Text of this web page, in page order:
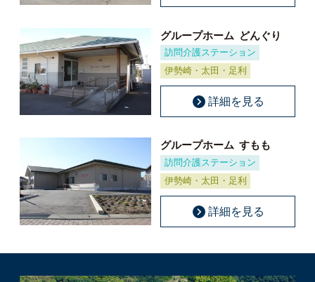
グループホーム どんぐり
訪問介護ステーション
伊勢崎・太田・足利
詳細を見る
グループホーム すもも
訪問介護ステーション
伊勢崎・太田・足利
詳細を見る